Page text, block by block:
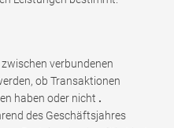
verbundenen
ob Transaktionen
haben oder nicht .
des Geschäftsjahres